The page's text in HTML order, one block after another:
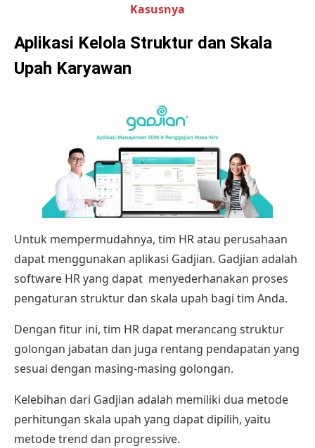
Kasusnya
Aplikasi Kelola Struktur dan Skala
Upah Karyawan
Untuk mempermudahnya, tim HR atau perusahaan
dapat menggunakan aplikasi Gadjian. Gadjian adalah
software HR yang dapat menyederhanakan proses
pengaturan struktur dan skala upah bagi tim Anda.
Dengan fitur ini, tim HR dapat merancang struktur
golongan jabatan dan juga rentang pendapatan yang
sesuai dengan masing-masing golongan.
Kelebihan dari Gadjian adalah memiliki dua metode
perhitungan skala upah yang dapat dipilih, yaitu
metode trend dan progressive.